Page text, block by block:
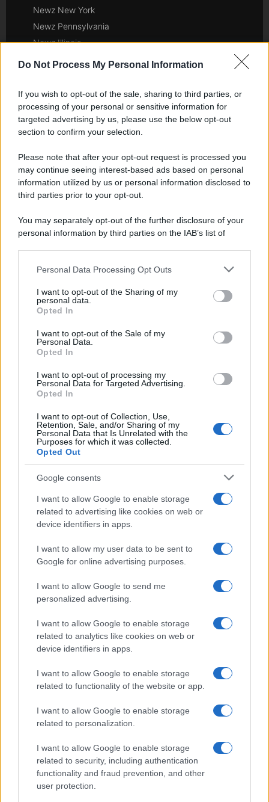
Do Not Process My Personal Information
If you wish to opt-out of the sale, sharing to third parties, or
processing of your personal or sensitive information for
targeted advertising by us, please use the below opt-out
section to confirm your selection.
Please note that after your opt-out request is processed you
may continue seeing interest-based ads based on personal
information utilized by us or personal information disclosed to
third parties prior to your opt-out.
You may separately opt-out of the further disclosure of your
personal information by third parties on the IAB’s list of
This information may also be disclosed by us to third parties
disclose it to other third parties.
Please note that this website/app uses one or more Google
services and may gather and store information including but
not limited to your visit or usage behaviour. You may click to
grant or deny consent to Google and its third-party tags to
consent section.
Personal Data Processing Opt Outs
I want to opt-out of the Sharing of my
personal data.
Opted In
I want to opt-out of the Sale of my
Personal Data.
Opted In
I want to opt-out of processing my
Personal Data for Targeted Advertising.
Opted In
I want to opt-out of Collection, Use,
Retention, Sale, and/or Sharing of my
Personal Data that Is Unrelated with the
Purposes for which it was collected.
Opted Out
Google consents
I want to allow Google to enable storage
related to advertising like cookies on web or
device identifiers in apps.
I want to allow my user data to be sent to
Google for online advertising purposes.
I want to allow Google to send me
personalized advertising.
I want to allow Google to enable storage
related to analytics like cookies on web or
device identifiers in apps.
I want to allow Google to enable storage
related to functionality of the website or app.
I want to allow Google to enable storage
related to personalization.
I want to allow Google to enable storage
related to security, including authentication
functionality and fraud prevention, and other
user protection.
Newz New York
Newz Pennsylvania
Newz Illinois
Newz Ohio
Hig Tech Mag
Scoop Mag
Lgbtqia News
Motors Magazine 365
Day Travel 365
Home Magazine 365
Cineverse Magazine
Francia
InvestirMag
Investieren24
UK
News Hub UK
Olanda
Investeren 24
NL Newz